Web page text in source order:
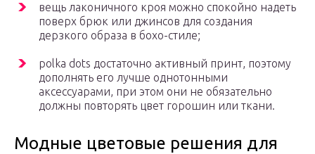
вещь лаконичного кроя можно спокойно надеть
поверх брюк или джинсов для создания
дерзкого образа в бохо-стиле;
polka dots достаточно активный принт, поэтому
дополнять его лучше однотонными
аксессуарами, при этом они не обязательно
должны повторять цвет горошин или ткани.
Модные цветовые решения для